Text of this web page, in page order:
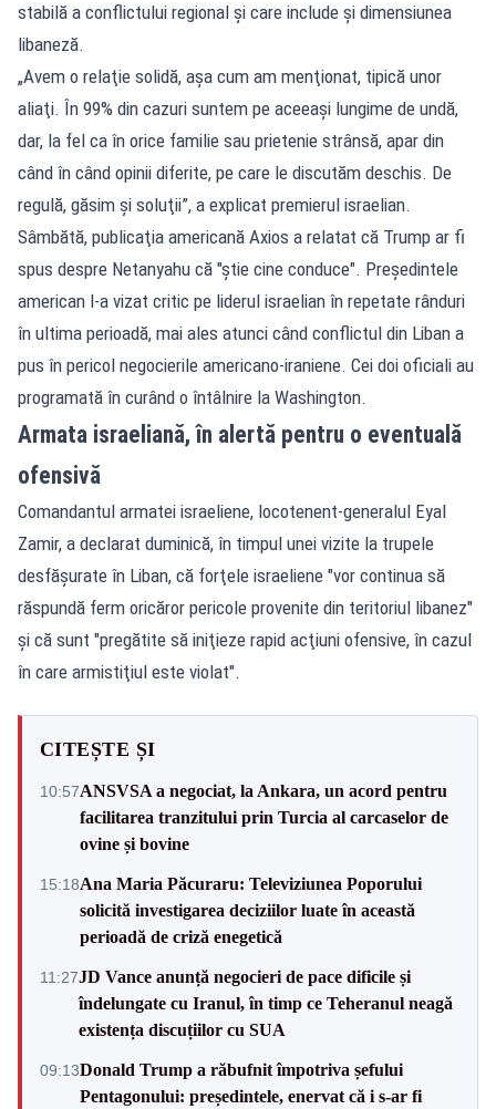
stabilă a conflictului regional şi care include şi dimensiunea
libaneză.
„Avem o relaţie solidă, aşa cum am menţionat, tipică unor
aliaţi. În 99% din cazuri suntem pe aceeași lungime de undă,
dar, la fel ca în orice familie sau prietenie strânsă, apar din
când în când opinii diferite, pe care le discutăm deschis. De
regulă, găsim şi soluţii”, a explicat premierul israelian.
Sâmbătă, publicaţia americană Axios a relatat că Trump ar fi
spus despre Netanyahu că "ştie cine conduce". Preşedintele
american l-a vizat critic pe liderul israelian în repetate rânduri
în ultima perioadă, mai ales atunci când conflictul din Liban a
pus în pericol negocierile americano-iraniene. Cei doi oficiali au
programată în curând o întâlnire la Washington.
Armata israeliană, în alertă pentru o eventuală
ofensivă
Comandantul armatei israeliene, locotenent-generalul Eyal
Zamir, a declarat duminică, în timpul unei vizite la trupele
desfăşurate în Liban, că forţele israeliene "vor continua să
răspundă ferm oricăror pericole provenite din teritoriul libanez"
şi că sunt "pregătite să iniţieze rapid acţiuni ofensive, în cazul
în care armistiţiul este violat".
CITEȘTE ȘI
10:57ANSVSA a negociat, la Ankara, un acord pentru
facilitarea tranzitului prin Turcia al carcaselor de
ovine și bovine
15:18Ana Maria Păcuraru: Televiziunea Poporului
solicită investigarea deciziilor luate în această
perioadă de criză enegetică
11:27JD Vance anunță negocieri de pace dificile și
îndelungate cu Iranul, în timp ce Teheranul neagă
existența discuțiilor cu SUA
09:13Donald Trump a răbufnit împotriva șefului
Pentagonului: președintele, enervat că i s-ar fi